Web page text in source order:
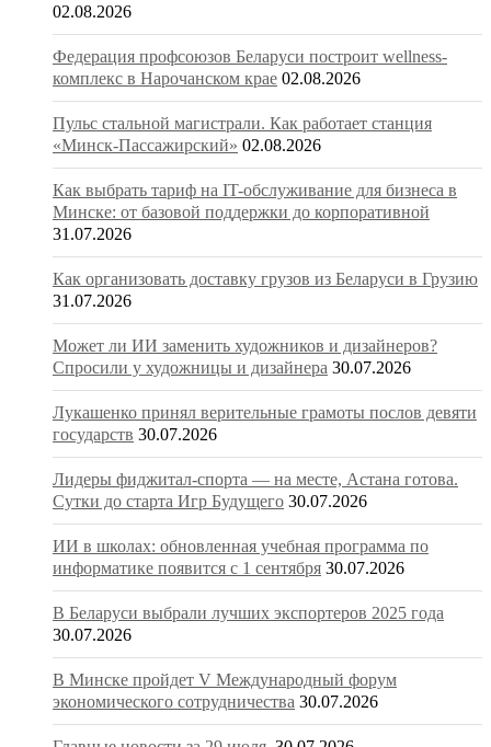
02.08.2026
Федерация профсоюзов Беларуси построит wellness-
комплекс в Нарочанском крае 02.08.2026
Пульс стальной магистрали. Как работает станция
«Минск-Пассажирский» 02.08.2026
Как выбрать тариф на IT-обслуживание для бизнеса в
Минске: от базовой поддержки до корпоративной
31.07.2026
Как организовать доставку грузов из Беларуси в Грузию
31.07.2026
Может ли ИИ заменить художников и дизайнеров?
Спросили у художницы и дизайнера 30.07.2026
Лукашенко принял верительные грамоты послов девяти
государств 30.07.2026
Лидеры фиджитал-спорта — на месте, Астана готова.
Сутки до старта Игр Будущего 30.07.2026
ИИ в школах: обновленная учебная программа по
информатике появится с 1 сентября 30.07.2026
В Беларуси выбрали лучших экспортеров 2025 года
30.07.2026
В Минске пройдет V Международный форум
экономического сотрудничества 30.07.2026